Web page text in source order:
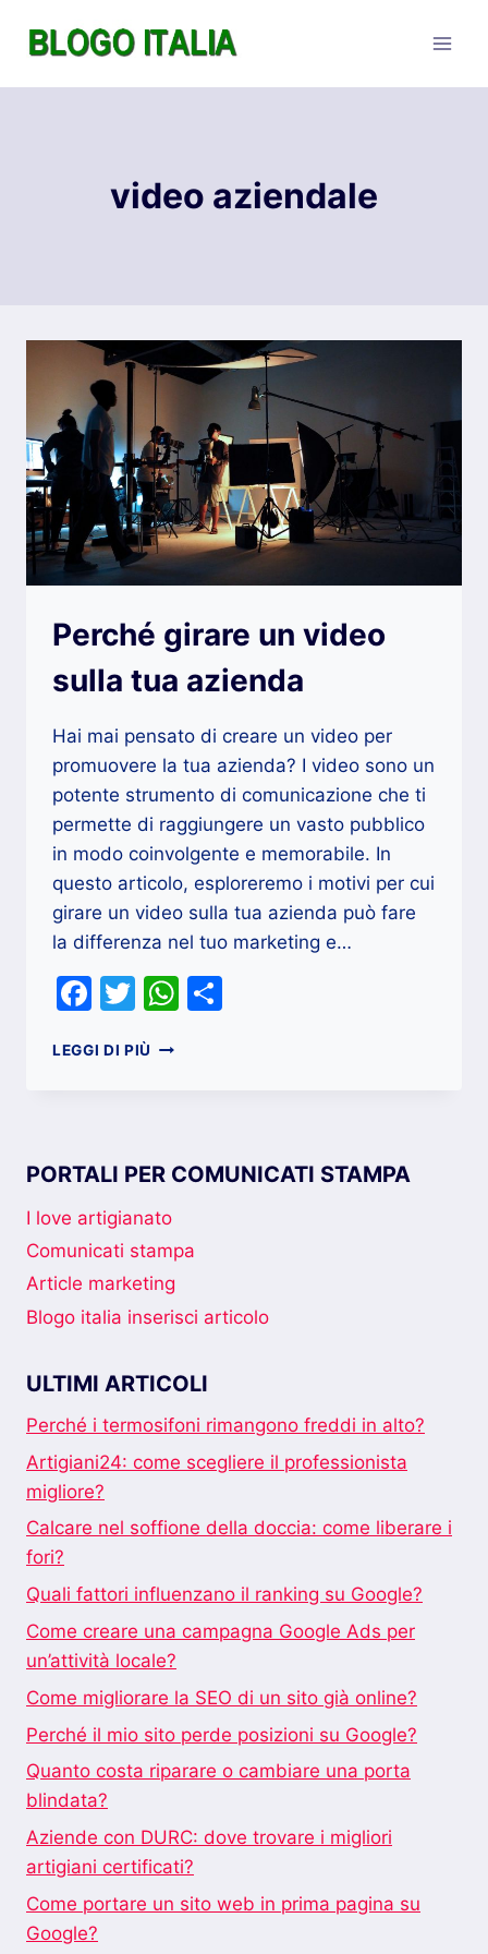
video aziendale
Perché girare un video
sulla tua azienda
Hai mai pensato di creare un video per
promuovere la tua azienda? I video sono un
potente strumento di comunicazione che ti
permette di raggiungere un vasto pubblico
in modo coinvolgente e memorabile. In
questo articolo, esploreremo i motivi per cui
girare un video sulla tua azienda può fare
la differenza nel tuo marketing e…
Facebook
TwitterWhatsApp
LEGGI DI PIÙ PERCHÉ
AZIENDA
PORTALI PER COMUNICATI STAMPA
I love artigianato
Comunicati stampa
Article marketing
Blogo italia inserisci articolo
ULTIMI ARTICOLI
Perché i termosifoni rimangono freddi in alto?
Artigiani24: come scegliere il professionista
migliore?
Calcare nel soffione della doccia: come liberare i
fori?
Quali fattori influenzano il ranking su Google?
Come creare una campagna Google Ads per
un’attività locale?
Come migliorare la SEO di un sito già online?
Perché il mio sito perde posizioni su Google?
Quanto costa riparare o cambiare una porta
blindata?
Aziende con DURC: dove trovare i migliori
artigiani certificati?
Come portare un sito web in prima pagina su
Google?